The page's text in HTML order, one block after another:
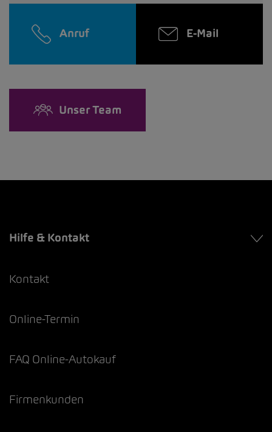
Anruf E-Mail
Unser Team
Hilfe & Kontakt
Kontakt
Online-Termin
FAQ Online-Autokauf
Firmenkunden